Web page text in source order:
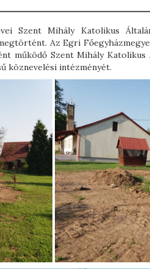
Szent Mihály Katolikus
Az Egri
működő Szent Mihály Katolikus
köznevelési intézményét.